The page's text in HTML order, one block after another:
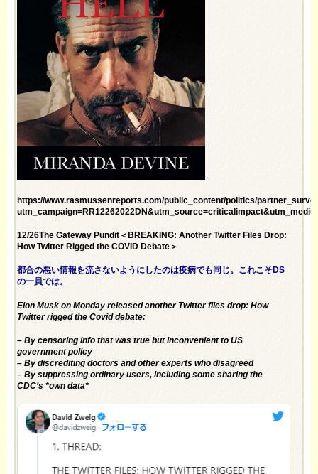
https://www.rasmussenreports.com/public_content/politics/
12/26The Gateway Pundit＜BREAKING: Another Twitter Files Drop:
How Twitter Rigged the COVID Debate＞
都合の悪い情報を流さないようにしたのは疫病でも同じ。これこそDS
の一員では。
Elon Musk on Monday released another Twitter files drop: How
Twitter rigged the Covid debate:
– By censoring info that was true but inconvenient to US
government policy
– By discrediting doctors and other experts who disagreed
– By suppressing ordinary users, including some sharing the
CDC’s *own data*